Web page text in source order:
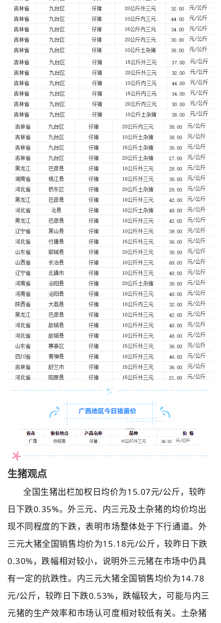
生猪观点
全国生猪出栏加权日均价为15.07元/公斤，较昨
日下跌0.35%。外三元、内三元及土杂猪的均价均出
现不同程度的下跌，表明市场整体处于下行通道。外
三元大猪全国销售均价为15.18元/公斤，较昨日下跌
0.30%，跌幅相对较小，说明外三元猪在市场中仍具
有一定的抗跌性。内三元大猪全国销售均价为14.78
元/公斤，较昨日下跌0.53%，跌幅较大，可能与内三
元猪的生产效率和市场认可度相对较低有关。土杂猪